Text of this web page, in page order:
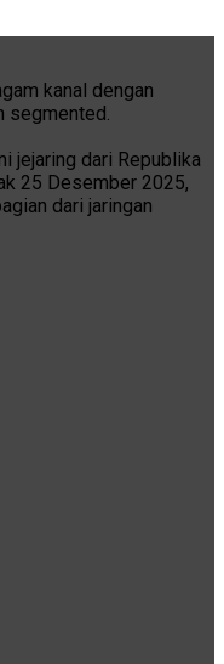
kanal dengan
segmented.
jejaring dari Republika
25 Desember 2025,
dari jaringan